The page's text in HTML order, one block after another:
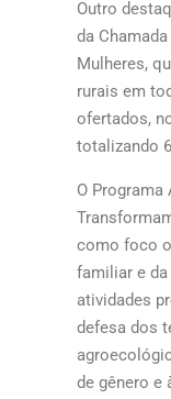
Outro
da
Mulheres,
rurais em
ofertados,
totalizando
O Programa
como foco
familiar e
atividades
defesa dos
de gênero e